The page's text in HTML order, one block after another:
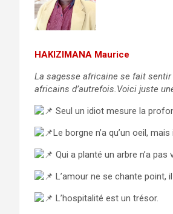
HAKIZIMANA Maurice
La sagesse africaine se fait
africains d’autrefois.Voici juste
Seul un idiot mesure la
Le borgne n’a qu’un oeil,
Qui a planté un arbre n’a pas
L’amour ne se chante point,
L’hospitalité est un trésor.